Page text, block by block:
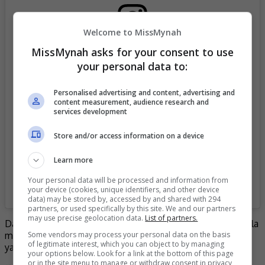
View this post on Instagram
A post shared by ADRIANA ADNAN (@adrianaadnan)
Dalam pada itu, Adriana terasa bagai hilang kata-kata apabila
melihat nama-nama besar industri hiburan antarabangsa
yang terdapat dalam senarai juri.
Welcome to MissMynah
MissMynah asks for your consent to use
your personal data to:
Personalised advertising and content, advertising and
content measurement, audience research and
services development
Store and/or access information on a device
Learn more
Your personal data will be processed and information from
your device (cookies, unique identifiers, and other device
data) may be stored by, accessed by and shared with 294
partners, or used specifically by this site. We and our partners
may use precise geolocation data. List of partners.
Some vendors may process your personal data on the basis
of legitimate interest, which you can object to by managing
your options below. Look for a link at the bottom of this page
or in the site menu to manage or withdraw consent in privacy